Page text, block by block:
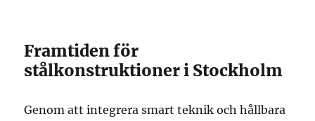
Framtiden för
stålkonstruktioner i Stockholm
Genom att integrera smart teknik och hållbara